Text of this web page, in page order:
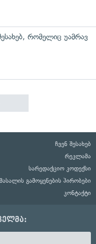
რომელიც უამრავ
ჩვენ შესახებ
რეკლამა
სარედაქციო კოდექსი
მასალის გამოყენების პირობები
კონტაქტი